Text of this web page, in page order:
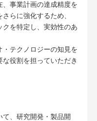
事業計画の達成精度を
らに強化するため、
クを特定し、実効性のあ
テクノロジーの知見を
役割を担っていただき
、研究開発・製品開